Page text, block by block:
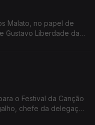
Malato, no papel de
Gustavo Liberdade da
o Festival da Canção
chefe da delegação